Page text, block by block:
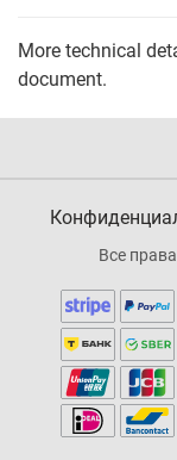
More technical
document.
Все